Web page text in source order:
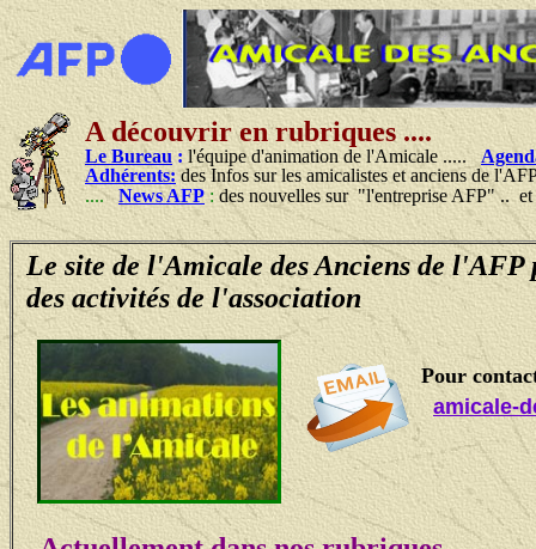
A découvrir en rubriques ....
Le Bureau: l'équipe d'animation de l'Amicale .....
Adhérents:des Infos sur les amicalistes et anciens de l'AFP
....
News AFP : des nouvelles sur "l'entreprise AFP" .. et
Le site de l'Amicale des Anciens de l'AFP
des activités de l'association
Pour
amicale-